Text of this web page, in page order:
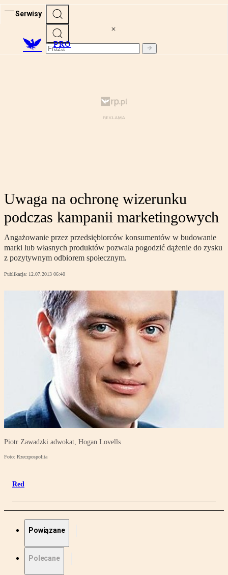
Serwisy
PRO
Uwaga na ochronę wizerunku
podczas kampanii marketingowych
Angażowanie przez przedsiębiorców konsumentów w budowanie
marki lub własnych produktów pozwala pogodzić dążenie do zysku
z pozytywnym odbiorem społecznym.
Publikacja: 12.07.2013 06:40
Piotr Zawadzki adwokat, Hogan Lovells
Foto: Rzeczpospolita
Red
Powiązane
Polecane